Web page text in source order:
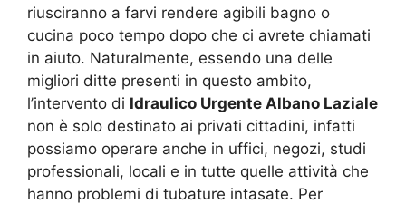
riusciranno a farvi rendere agibili bagno o
cucina poco tempo dopo che ci avrete chiamati
in aiuto. Naturalmente, essendo una delle
migliori ditte presenti in questo ambito,
l’intervento di Idraulico Urgente Albano Laziale
non è solo destinato ai privati cittadini, infatti
possiamo operare anche in uffici, negozi, studi
professionali, locali e in tutte quelle attività che
hanno problemi di tubature intasate. Per